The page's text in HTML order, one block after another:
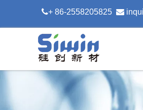
+ 86-2558205825 